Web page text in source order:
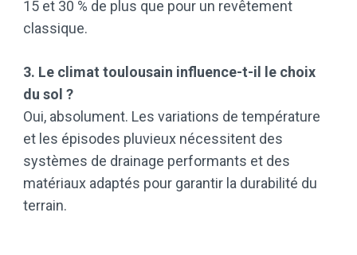
15 et 30 % de plus que pour un revêtement
classique.
3. Le climat toulousain influence-t-il le choix
du sol ?
Oui, absolument. Les variations de température
et les épisodes pluvieux nécessitent des
systèmes de drainage performants et des
matériaux adaptés pour garantir la durabilité du
terrain.